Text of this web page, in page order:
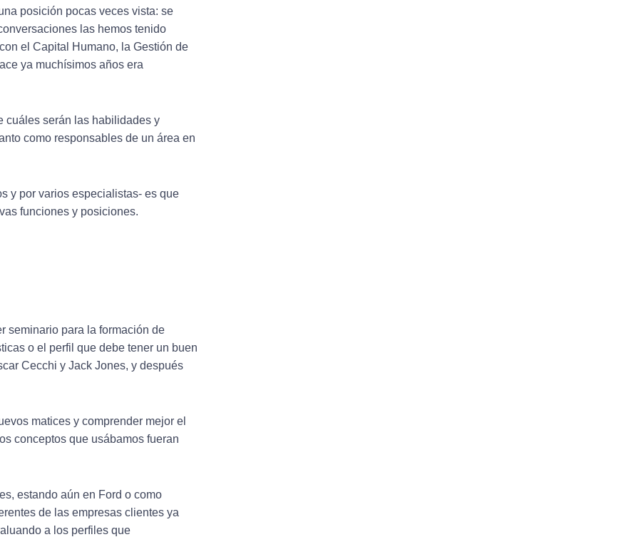
posición pocas veces vista: se
las hemos tenido
el Capital Humano, la Gestión de
ya muchísimos años era
cuáles serán las habilidades y
como responsables de un área en
y por varios especialistas- es que
funciones y posiciones.
seminario para la formación de
o el perfil que debe tener un buen
Cecchi y Jack Jones, y después
matices y comprender mejor el
conceptos que usábamos fueran
estando aún en Ford o como
de las empresas clientes ya
a los perfiles que